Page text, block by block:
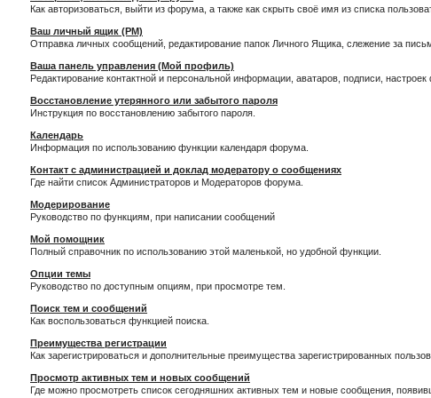
Как авторизоваться, выйти из форума, а также как скрыть своё имя из списка
Ваш личный ящик (PM)
Отправка личных сообщений, редактирование папок Личного Ящика, слежение за
Ваша панель управления (Мой профиль)
Редактирование контактной и персональной информации, аватаров, подписи,
Восстановление утерянного или забытого пароля
Инструкция по восстановлению забытого пароля.
Календарь
Информация по использованию функции календаря форума.
Контакт с администрацией и доклад модератору о сообщениях
Где найти список Администраторов и Модераторов форума.
Модерирование
Руководство по функциям, при написании сообщений
Мой помощник
Полный справочник по использованию этой маленькой, но удобной функции.
Опции темы
Руководство по доступным опциям, при просмотре тем.
Поиск тем и сообщений
Как воспользоваться функцией поиска.
Преимущества регистрации
Как зарегистрироваться и дополнительные преимущества зарегистрированных
Просмотр активных тем и новых сообщений
Где можно просмотреть список сегодняшних активных тем и новые сообщения,